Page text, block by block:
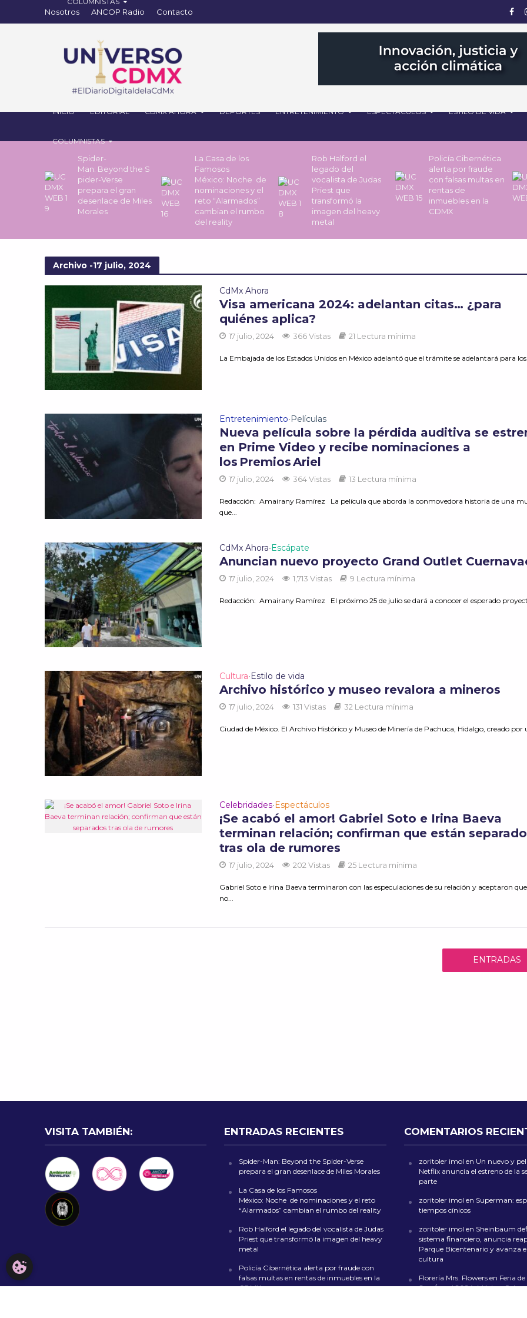
Nosotros ANCOP Radio Contacto
INICIO EDITORIAL CDMX AHORA DEPORTES ENTRETENIMIENTO ESPECTÁCULOS ESTILO DE VIDA
COLUMNISTAS
Spider-
Man: Beyond the S
pider-Verse
prepara el gran
desenlace de Miles
Morales
La Casa de los
Famosos
México: Noche de
nominaciones y el
reto “Alarmados”
cambian el rumbo
del reality
Rob Halford el
legado del
vocalista de Judas
Priest que
transformó la
imagen del heavy
metal
Policía Cibernética
alerta por fraude
con falsas multas en
rentas de
inmuebles en la
CDMX
Archivo -17 julio, 2024
CdMx Ahora
Visa americana 2024: adelantan citas… ¿para
quiénes aplica?
17 julio, 2024 366 Vistas 21 Lectura mínima
La Embajada de los Estados Unidos en México adelantó que el trámite se adelantará para
Entretenimiento• Películas
Nueva película sobre la pérdida auditiva se
en Prime Video y recibe nominaciones a
los Premios Ariel
17 julio, 2024 364 Vistas 13 Lectura mínima
Redacción: Amairany Ramírez La película que aborda la conmovedora historia de una
que...
CdMx Ahora•Escápate
Anuncian nuevo proyecto Grand Outlet
17 julio, 2024 1,713 Vistas 9 Lectura mínima
Redacción: Amairany Ramírez El próximo 25 de julio se dará a conocer el esperado
Cultura•Estilo de vida
Archivo histórico y museo revalora a mineros
17 julio, 2024 131 Vistas 32 Lectura mínima
Ciudad de México. El Archivo Histórico y Museo de Minería de Pachuca, Hidalgo, creado por
Celebridades•Espectáculos
¡Se acabó el amor! Gabriel Soto e Irina Baeva
terminan relación; confirman que están
tras ola de rumores
17 julio, 2024 202 Vistas 25 Lectura mínima
Gabriel Soto e Irina Baeva terminaron con las especulaciones de su relación y aceptaron
no...
ENTRADAS
VISITA TAMBIÉN: ENTRADAS RECIENTES
Spider-Man: Beyond the Spider-Verse
prepara el gran desenlace de Miles Morales
La Casa de los Famosos
México: Noche de nominaciones y el reto
“Alarmados” cambian el rumbo del reality
Rob Halford el legado del vocalista de Judas
Priest que transformó la imagen del heavy
metal
Policía Cibernética alerta por fraude con
falsas multas en rentas de inmuebles en la
CDMX
COMENTARIOS
zoritoler imol en Un nuevo y
Netflix anuncia el estreno de la
parte
zoritoler imol en Superman:
tiempos cínicos
zoritoler imol en Sheinbaum
sistema financiero, anuncia
Parque Bicentenario y avanza
cultura
Florería Mrs. Flowers en Feria
San Ángel 2024: Música, Color
CONFIGURACIÓN DE COOKIES